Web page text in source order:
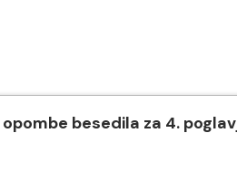
opombe besedila za 4.